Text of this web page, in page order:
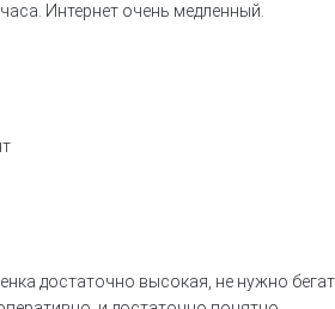
Интернет очень медленный.
достаточно высокая, не нужно